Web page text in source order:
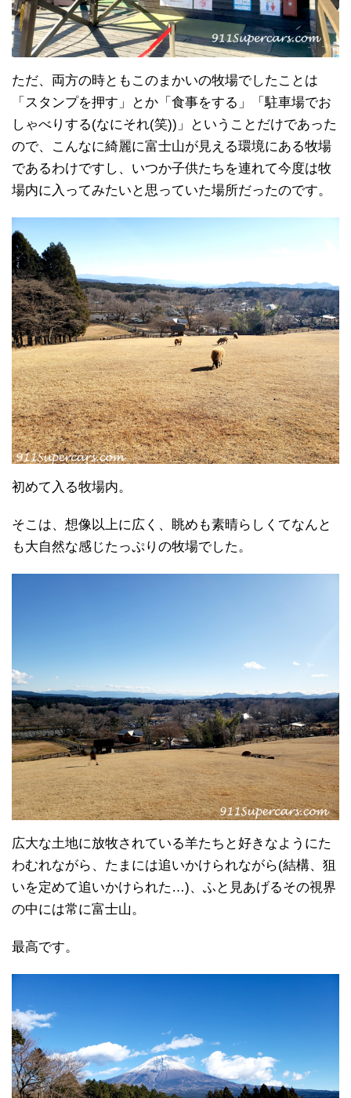
ただ、両方の時ともこのまかいの牧場でしたことは
「スタンプを押す」とか「食事をする」「駐車場でお
しゃべりする(なにそれ(笑))」ということだけであった
ので、こんなに綺麗に富士山が見える環境にある牧場
であるわけですし、いつか子供たちを連れて今度は牧
場内に入ってみたいと思っていた場所だったのです。
初めて入る牧場内。
そこは、想像以上に広く、眺めも素晴らしくてなんと
も大自然な感じたっぷりの牧場でした。
広大な土地に放牧されている羊たちと好きなようにた
わむれながら、たまには追いかけられながら(結構、狙
いを定めて追いかけられた…)、ふと見あげるその視界
の中には常に富士山。
最高です。